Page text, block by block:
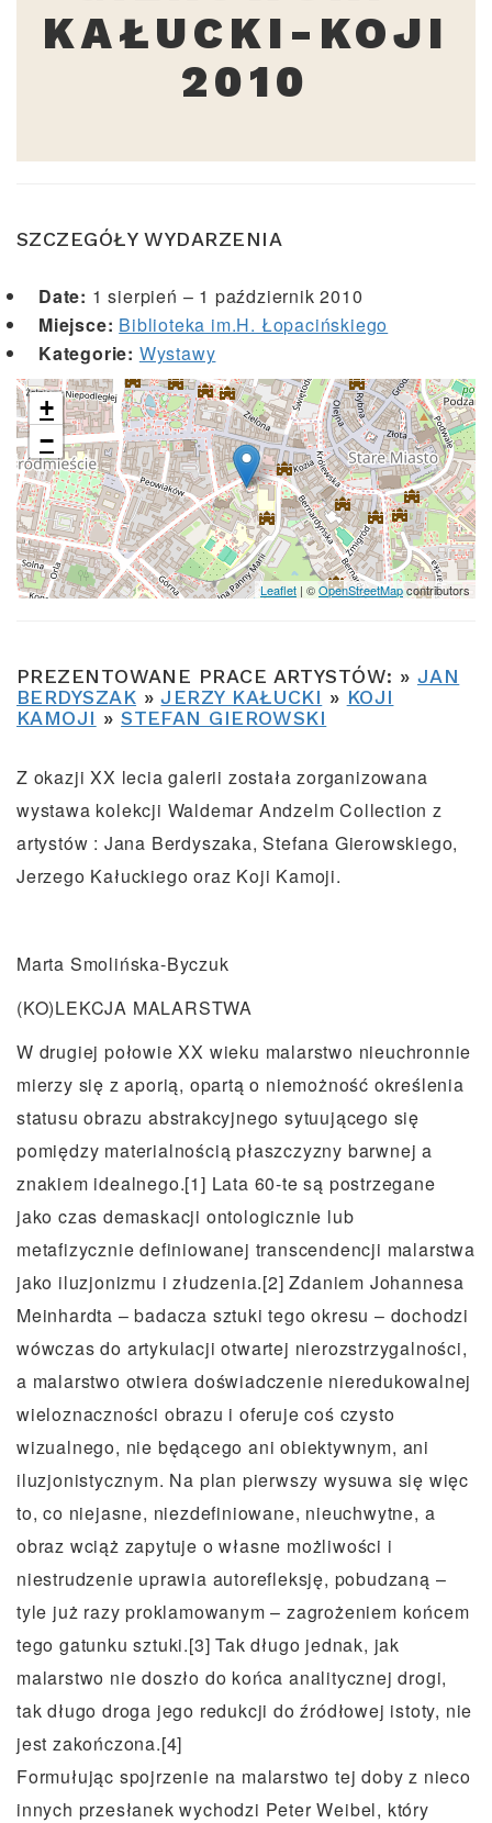
KAŁUCKI-KOJI
2010
SZCZEGÓŁY WYDARZENIA
Date: 1 sierpień – 1 październik 2010
Miejsce: Biblioteka im.H. Łopacińskiego
Kategorie: Wystawy
+
−
Leaflet | ©OpenStreetMapcontributors
PREZENTOWANE PRACE ARTYSTÓW: » JAN
BERDYSZAK »JERZY KAŁUCKI » KOJI
KAMOJI »STEFAN GIEROWSKI
Z okazji XX lecia galerii została zorganizowana
wystawa kolekcji Waldemar Andzelm Collection z
artystów : Jana Berdyszaka, Stefana Gierowskiego,
Jerzego Kałuckiego oraz Koji Kamoji.
Marta Smolińska-Byczuk
(KO)LEKCJA MALARSTWA
W drugiej połowie XX wieku malarstwo nieuchronnie
mierzy się z aporią, opartą o niemożność określenia
statusu obrazu abstrakcyjnego sytuującego się
pomiędzy materialnością płaszczyzny barwnej a
znakiem idealnego.[1] Lata 60-te są postrzegane
jako czas demaskacji ontologicznie lub
metafizycznie definiowanej transcendencji malarstwa
jako iluzjonizmu i złudzenia.[2] Zdaniem Johannesa
Meinhardta – badacza sztuki tego okresu – dochodzi
wówczas do artykulacji otwartej nierozstrzygalności,
a malarstwo otwiera doświadczenie nieredukowalnej
wieloznaczności obrazu i oferuje coś czysto
wizualnego, nie będącego ani obiektywnym, ani
iluzjonistycznym. Na plan pierwszy wysuwa się więc
to, co niejasne, niezdefiniowane, nieuchwytne, a
obraz wciąż zapytuje o własne możliwości i
niestrudzenie uprawia autorefleksję, pobudzaną –
tyle już razy proklamowanym – zagrożeniem końcem
tego gatunku sztuki.[3] Tak długo jednak, jak
malarstwo nie doszło do końca analitycznej drogi,
tak długo droga jego redukcji do źródłowej istoty, nie
jest zakończona.[4]
Formułując spojrzenie na malarstwo tej doby z nieco
innych przesłanek wychodzi Peter Weibel, który